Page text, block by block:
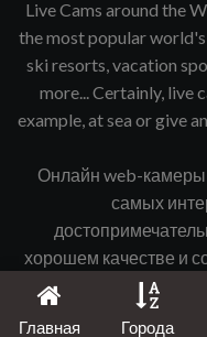
Live Cams around the
the most popular
ski resorts, vacation
more... Certainly, live
example, at sea or give
Онлайн web-
самых
хорошем качестве и
именно сейчас в
Главная Города